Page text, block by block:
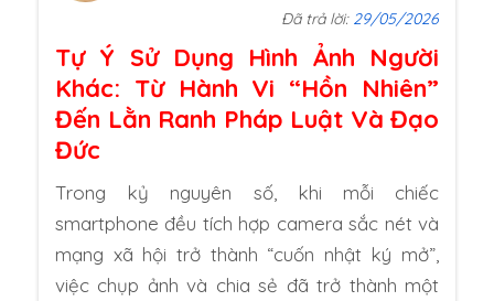
Đã trả lời: 29/05/2026
Tự Ý Sử Dụng Hình Ảnh Người
Khác: Từ Hành Vi “Hồn Nhiên”
Đến Lằn Ranh Pháp Luật Và Đạo
Đức
Trong kỷ nguyên số, khi mỗi chiếc
smartphone đều tích hợp camera sắc nét và
mạng xã hội trở thành “cuốn nhật ký mở”,
việc chụp ảnh và chia sẻ đã trở thành một